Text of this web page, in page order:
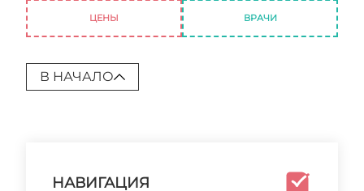
ЦЕНЫ ВРАЧИ
В НАЧАЛО
НАВИГАЦИЯ